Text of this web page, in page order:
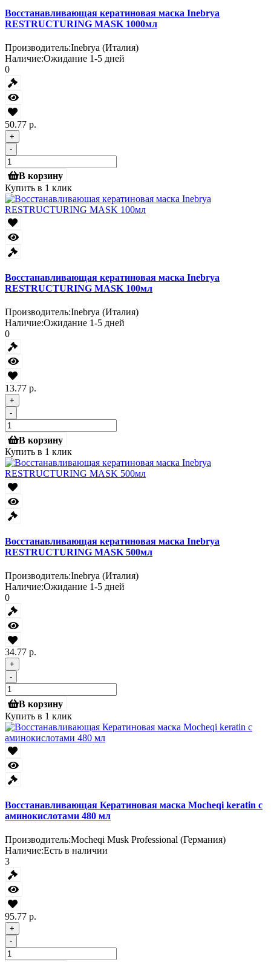
Восстанавливающая кератиновая маска Inebrya
RESTRUCTURING MASK 1000мл
Производитель:Inebrya (Италия)
Наличие:Ожидание 1-5 дней
0
50.77 р.
+
-
В корзину
Купить в 1 клик
Восстанавливающая кератиновая маска Inebrya
RESTRUCTURING MASK 100мл
Производитель:Inebrya (Италия)
Наличие:Ожидание 1-5 дней
0
13.77 р.
+
-
В корзину
Купить в 1 клик
Восстанавливающая кератиновая маска Inebrya
RESTRUCTURING MASK 500мл
Производитель:Inebrya (Италия)
Наличие:Ожидание 1-5 дней
0
34.77 р.
+
-
В корзину
Купить в 1 клик
Восстанавливающая Кератиновая маска Mocheqi keratin с
аминокислотами 480 мл
Производитель:Mocheqi Musk Professional (Германия)
Наличие:Есть в наличии
3
95.77 р.
+
-